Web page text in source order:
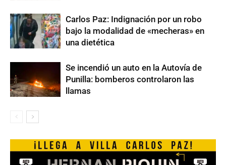
Carlos Paz: Indignación por un robo
bajo la modalidad de «mecheras» en
una dietética
Se incendió un auto en la Autovía de
Punilla: bomberos controlaron las
llamas